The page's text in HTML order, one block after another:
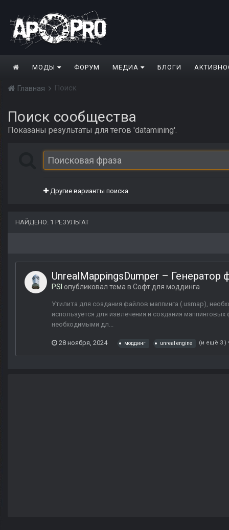
МОДЫ ФОРУМ МЕДИА БЛОГИ
Главная Поиск
Поиск сообщества
Показаны результаты для тегов 'datamining'.
Другие варианты поиска
НАЙДЕНО: 1 РЕЗУЛЬТАТ
UnrealMappingsDumper –
PSI опубликовал тема в Софт для моддинга
Утилита для создания файлов маппинга (.usmap),
используется для извлечения и создания
необходимыми дл...
28 ноября, 2024 моддинг unreal engine (и ещё 3 )